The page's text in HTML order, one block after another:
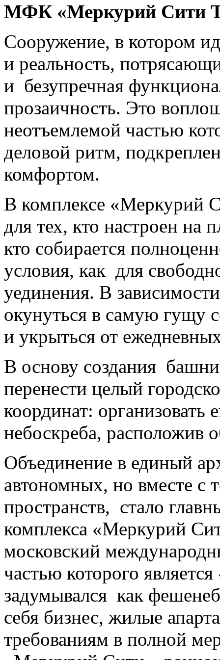
МФК «Меркурий Сити
Сооружение, в котором
и реальность,
и безупречная
прозаичность. Это
неотъемлемой частью
деловой ритм,
комфортом.
В комплексе «Меркурий
для тех, кто настроен на
кто собирается
условия, как для
уединения. В
окунуться в самую гущу
и укрыться от
В основу создания
перенести целый
координат: организовать
небоскреба, расположив
Объединение в единый
автономных, но вместе с
пространств, стало
комплекса «Меркурий
московский
частью которого
задумывался как
себя бизнес, жилые
требованиям в полной